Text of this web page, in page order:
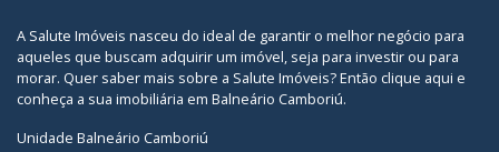
A Salute Imóveis nasceu do ideal de garantir o melhor negócio para
aqueles que buscam adquirir um imóvel, seja para investir ou para
morar. Quer saber mais sobre a Salute Imóveis? Então clique aqui e
conheça a sua imobiliária em Balneário Camboriú.
Unidade Balneário Camboriú